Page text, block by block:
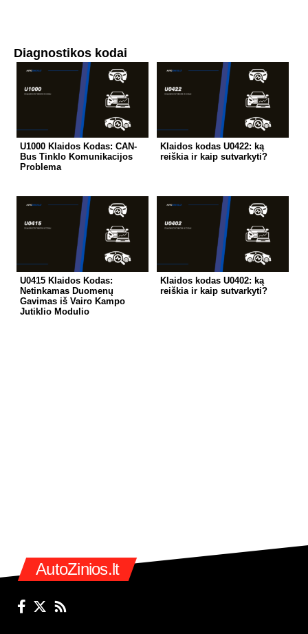
Diagnostikos kodai
U1000 Klaidos Kodas: CAN-
Bus Tinklo Komunikacijos
Problema
Klaidos kodas U0422: ką
reiškia ir kaip sutvarkyti?
U0415 Klaidos Kodas:
Netinkamas Duomenų
Gavimas iš Vairo Kampo
Jutiklio Modulio
Klaidos kodas U0402: ką
reiškia ir kaip sutvarkyti?
AutoZinios.lt